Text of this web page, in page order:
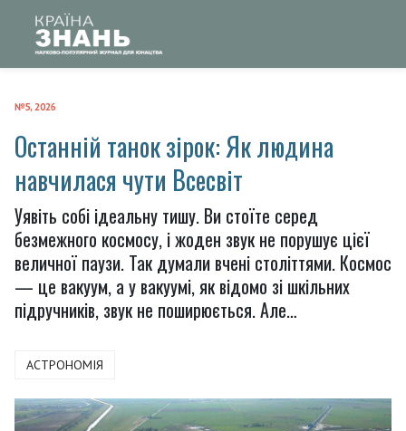
№5, 2026
Останній танок зірок: Як людина
навчилася чути Всесвіт
Уявіть собі ідеальну тишу. Ви стоїте серед
безмежного космосу, і жоден звук не порушує цієї
величної паузи. Так думали вчені століттями. Космос
— це вакуум, а у вакуумі, як відомо зі шкільних
підручників, звук не поширюється. Але…
АСТРОНОМІЯ